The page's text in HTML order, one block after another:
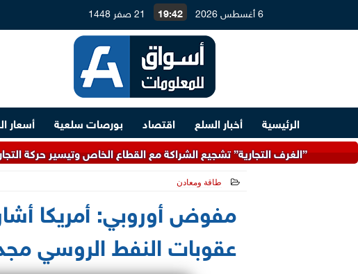
6 أغسطس 2026 19:42 21 صفر 1448
الرئيسية أخبار السلع اقتصاد بورصات سلعية أسعار
التجارية” تشجيع الشراكة مع القطاع الخاص وتيسير حركة التجارة
طاقة ومعادن
مفوض أوروبي: أمريكا
عقوبات النفط الروسي